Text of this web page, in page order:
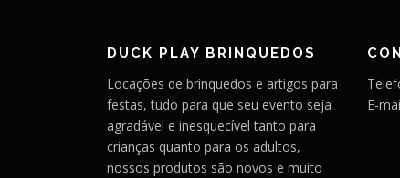
DUCK PLAY BRINQUEDOS
Locações de brinquedos e artigos para
festas, tudo para que seu evento seja
agradável e inesquecível tanto para
crianças quanto para os adultos,
nossos produtos são novos e muito
E-